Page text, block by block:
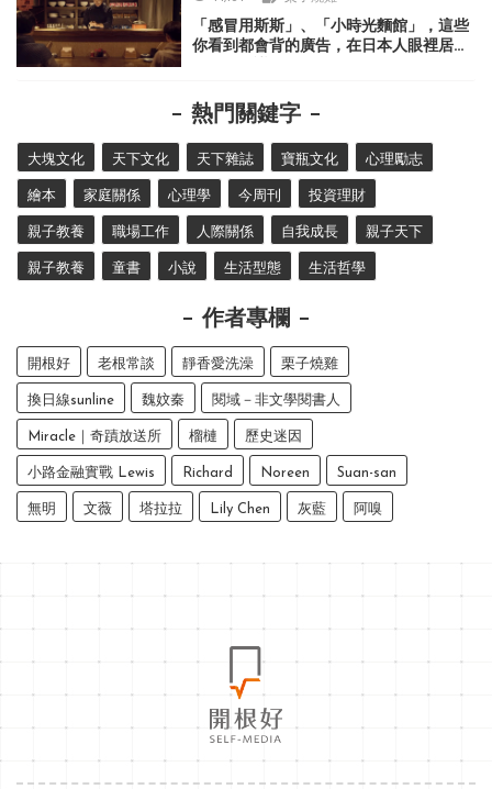
「感冒用斯斯」、「小時光麵館」，這些
你看到都會背的廣告，在日本人眼裡居然
熱門關鍵字
大塊文化 天下文化 天下雜誌 寶瓶文化 心理勵志
繪本 家庭關係 心理學 今周刊 投資理財
親子教養 職場工作 人際關係 自我成長 親子天下
親子教養 童書 小說 生活型態 生活哲學
作者專欄
開根好 老根常談 靜香愛洗澡 栗子燒雞
換日線sunline 魏妏秦 閱域－非文學閱書人
Miracle｜奇蹟放送所 榴槤 歷史迷因
小路金融實戰 Lewis Richard Noreen Suan-san
無明 文薇 塔拉拉 Lily Chen 灰藍 阿嗅